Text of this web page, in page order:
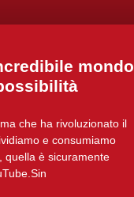
mondo
che ha rivoluzionato il
e consumiamo
quella è sicuramente